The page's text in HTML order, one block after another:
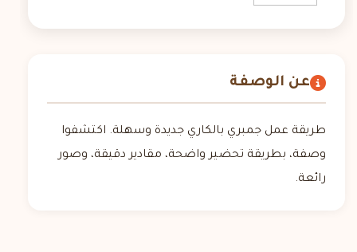
عن الوصفة
طريقة عمل جمبري بالكاري جديدة وسهلة. اكتشفوا
وصفة، بطريقة تحضير واضحة، مقادير دقيقة، وصور
رائعة.